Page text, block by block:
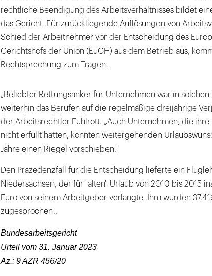
rechtliche Beendigung des Arbeitsverhältnisses bildet
das Gericht. Für zurückliegende Auflösungen von
Schied der Arbeitnehmer vor der Entscheidung des
Gerichtshofs der Union (EuGH) aus dem Betrieb aus,
Rechtsprechung zum Tragen.
„Beliebter Rettungsanker für Unternehmen war in solchen
weiterhin das Berufen auf die regelmäßige dreijährige
der Arbeitsrechtler Fuhlrott. „Auch Unternehmen, die
nicht erfüllt hatten, konnten weitergehenden
Jahre einen Riegel vorschieben."
Den Präzedenzfall für die Entscheidung lieferte ein
Niedersachsen, der für "alten" Urlaub von 2010 bis 2015
Euro von seinem Arbeitgeber verlangte. Ihm wurden
zugesprochen..
Bundesarbeitsgericht
Urteil vom 31. Januar 2023
Az.: 9 AZR 456/20